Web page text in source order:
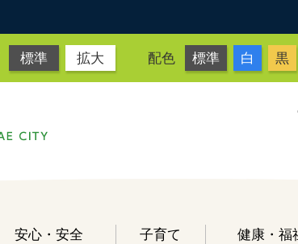
標準 拡大 配色 標準 白 黒
安心・安全 子育て 健康・福